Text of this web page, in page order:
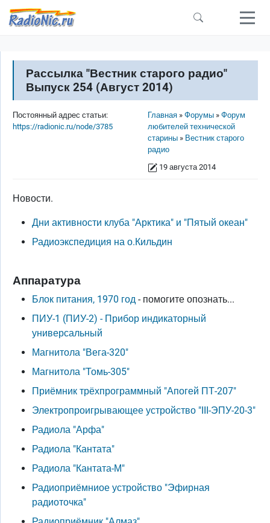
Перейти к основному содержанию
Рассылка "Вестник старого радио"
Выпуск 254 (Август 2014)
Строка навигации
Главная Форумы
Форум
любителей технической
старины
Вестник старого
радио
19 августа 2014
Постоянный адрес статьи:
https://radionic.ru/node/3785
Новости.
Дни активности клуба "Арктика" и "Пятый океан"
Радиоэкспедиция на о.Кильдин
Аппаратура
Блок питания, 1970 год - помогите опознать...
ПИУ-1 (ПИУ-2) - Прибор индикаторный
универсальный
Магнитола "Вега-320"
Магнитола "Томь-305"
Приёмник трёхпрограммный "Апогей ПТ-207"
Электропроигрывающее устройство "III-ЭПУ-20-3"
Радиола "Арфа"
Радиола "Кантата"
Радиола "Кантата-М"
Радиоприёмниое устройство "Эфирная
радиоточка"